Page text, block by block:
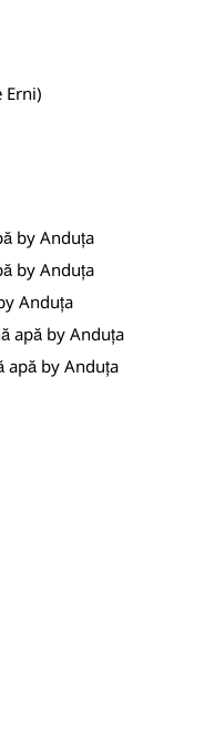
Erni)
by Anduța
by Anduța
Anduța
apă by Anduța
apă by Anduța